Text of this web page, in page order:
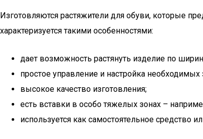
Изготовляются растяжители для обуви, которые
характеризуется такими особенностями:
дает возможность растянуть изделие по
простое управление и настройка необходимых
высокое качество изготовления;
есть вставки в особо тяжелых зонах –
используется как самостоятельное средство